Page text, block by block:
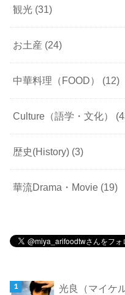
観光 (31)
お土産 (24)
中華料理（FOOD） (12)
Culture（語学・文化）
歴史(History) (3)
華流Drama・Movie (19)
光良（マイケ